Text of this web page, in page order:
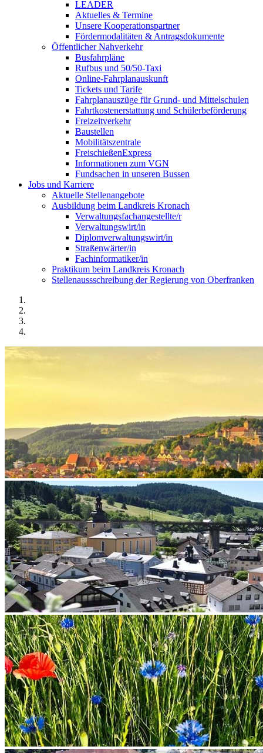
LEADER
Aktuelles & Termine
Unsere Kooperationspartner
Fördermodalitäten & Antragsdokumente
Öffentlicher Nahverkehr
Busfahrpläne
Rufbus und 50/50-Taxi
Online-Fahrplanauskunft
Tickets und Tarife
Fahrplanauszüge für Grund- und Mittelschulen
Fahrtkostenerstattung und Schülerbeförderung
Freizeitverkehr
Baustellen
Mobilitätszentrale
FreischießenExpress
Informationen zum VGN
Fundsachen in unseren Bussen
Jobs und Karriere
Aktuelle Stellenangebote
Ausbildung beim Landkreis Kronach
Verwaltungsfachangestellte/r
Verwaltungswirt/in
Diplomverwaltungswirt/in
Straßenwärter/in
Fachinformatiker/in
Praktikum beim Landkreis Kronach
Stellenaussschreibung der Regierung von Oberfranken